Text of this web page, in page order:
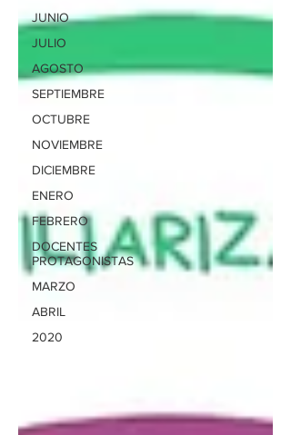
JUNIO
JULIO
AGOSTO
SEPTIEMBRE
OCTUBRE
NOVIEMBRE
DICIEMBRE
ENERO
FEBRERO
DOCENTES
PROTAGONISTAS
MARZO
ABRIL
2020